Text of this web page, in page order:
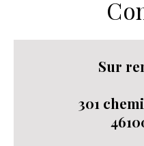
Sur
301